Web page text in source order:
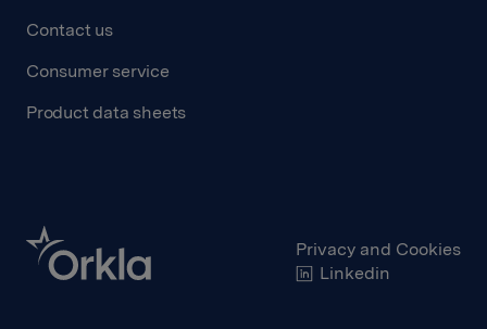
Contact us
Consumer service
Product data sheets
Privacy and Cookies
Linkedin